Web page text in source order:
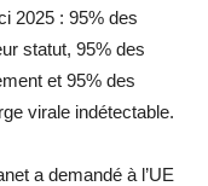
2025 : 95% des
statut, 95% des
et 95% des
virale indétectable.
a demandé à l’UE